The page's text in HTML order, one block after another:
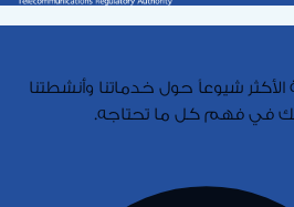
شيوعاً حول خدماتنا وأنشطتنا
في فهم كل ما تحتاجه.